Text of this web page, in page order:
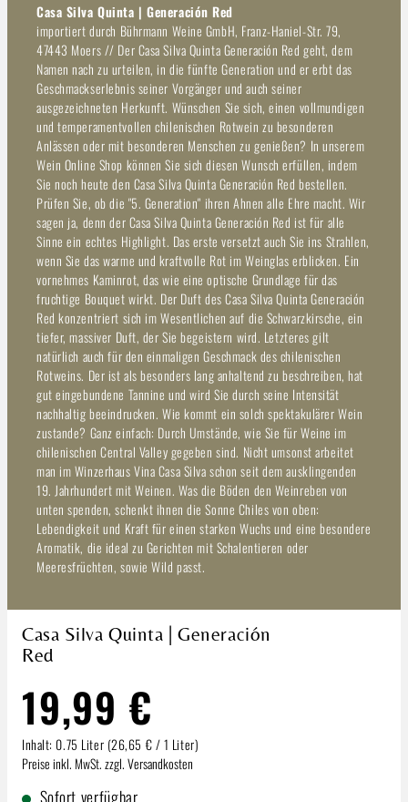
Casa Silva Quinta | Generación Red
importiert durch Bührmann Weine GmbH, Franz-Haniel-Str. 79,
47443 Moers // Der Casa Silva Quinta Generación Red geht, dem
Namen nach zu urteilen, in die fünfte Generation und er erbt das
Geschmackserlebnis seiner Vorgänger und auch seiner
ausgezeichneten Herkunft. Wünschen Sie sich, einen vollmundigen
und temperamentvollen chilenischen Rotwein zu besonderen
Anlässen oder mit besonderen Menschen zu genießen? In unserem
Wein Online Shop können Sie sich diesen Wunsch erfüllen, indem
Sie noch heute den Casa Silva Quinta Generación Red bestellen.
Prüfen Sie, ob die "5. Generation" ihren Ahnen alle Ehre macht. Wir
sagen ja, denn der Casa Silva Quinta Generación Red ist für alle
Sinne ein echtes Highlight. Das erste versetzt auch Sie ins Strahlen,
wenn Sie das warme und kraftvolle Rot im Weinglas erblicken. Ein
vornehmes Kaminrot, das wie eine optische Grundlage für das
fruchtige Bouquet wirkt. Der Duft des Casa Silva Quinta Generación
Red konzentriert sich im Wesentlichen auf die Schwarzkirsche, ein
tiefer, massiver Duft, der Sie begeistern wird. Letzteres gilt
natürlich auch für den einmaligen Geschmack des chilenischen
Rotweins. Der ist als besonders lang anhaltend zu beschreiben, hat
gut eingebundene Tannine und wird Sie durch seine Intensität
nachhaltig beeindrucken. Wie kommt ein solch spektakulärer Wein
zustande? Ganz einfach: Durch Umstände, wie Sie für Weine im
chilenischen Central Valley gegeben sind. Nicht umsonst arbeitet
man im Winzerhaus Vina Casa Silva schon seit dem ausklingenden
19. Jahrhundert mit Weinen. Was die Böden den Weinreben von
unten spenden, schenkt ihnen die Sonne Chiles von oben:
Lebendigkeit und Kraft für einen starken Wuchs und eine besondere
Aromatik, die ideal zu Gerichten mit Schalentieren oder
Meeresfrüchten, sowie Wild passt.
Casa Silva Quinta | Generación
Red
19,99 €
Inhalt: 0.75 Liter (26,65 € / 1 Liter)
Preise inkl. MwSt. zzgl. Versandkosten
Sofort verfügbar